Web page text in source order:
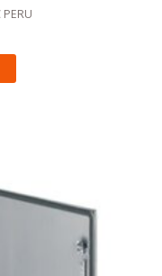
PERU